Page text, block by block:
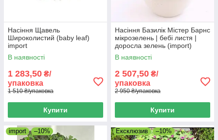
Насіння Щавель
Широколистий (baby leaf)
import
В наявності
1 283,50 ₴/
упаковка
1 510 ₴/упаковка
Купити
Насіння Базилік Містер Барнс
мікрозелень | бебі листя |
доросла зелень (import)
В наявності
2 507,50 ₴/
упаковка
2 950 ₴/упаковка
Купити
import –10% Ексклюзив –10%